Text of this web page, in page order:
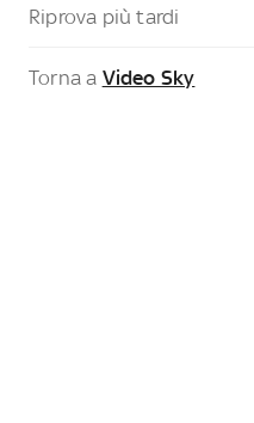
Riprova più tardi
Torna a Video Sky